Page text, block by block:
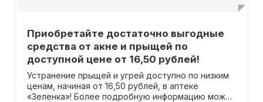
Приобретайте достаточно выгодные
средства от акне и прыщей по
доступной цене от 16,50 рублей!
Устранение прыщей и угрей доступно по низким
ценам, начиная от 16,50 рублей, в аптеке
«Зеленка»! Более подробную информацию можно